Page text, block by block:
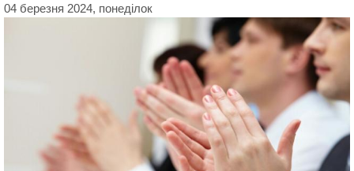
04 березня 2024, понеділок